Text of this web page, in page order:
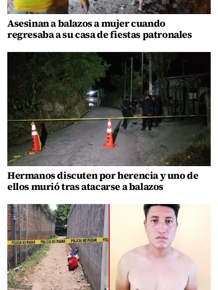
Asesinan a balazos a mujer cuando
regresaba a su casa de fiestas patronales
Hermanos discuten por herencia y uno de
ellos murió tras atacarse a balazos